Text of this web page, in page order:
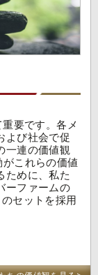
要です。各メ
よび社会で促
一連の価値観
これらの価値
ために、私た
ーファームの
セットを採用